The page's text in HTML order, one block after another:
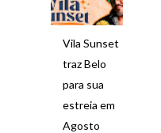
Vila Sunset
traz Belo
para sua
estreia em
Agosto